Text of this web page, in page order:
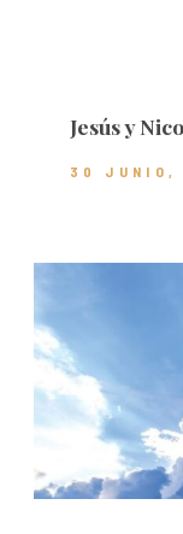
Jesús y
30 JUNIO,